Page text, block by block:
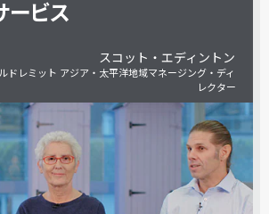
ービス
スコット・エディントン
ルドレミット アジア・太平洋地域マネージング・ディ
レクター）